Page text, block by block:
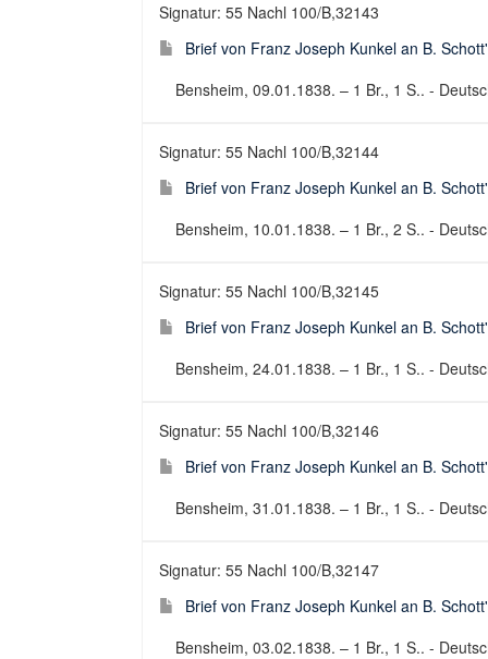
Signatur: 55 Nachl 100/B,32143
Brief von Franz Joseph Kunkel an B.
Bensheim, 09.01.1838. – 1 Br., 1 S.. -
Signatur: 55 Nachl 100/B,32144
Brief von Franz Joseph Kunkel an B.
Bensheim, 10.01.1838. – 1 Br., 2 S.. -
Signatur: 55 Nachl 100/B,32145
Brief von Franz Joseph Kunkel an B.
Bensheim, 24.01.1838. – 1 Br., 1 S.. -
Signatur: 55 Nachl 100/B,32146
Brief von Franz Joseph Kunkel an B.
Bensheim, 31.01.1838. – 1 Br., 1 S.. -
Signatur: 55 Nachl 100/B,32147
Brief von Franz Joseph Kunkel an B.
Bensheim, 03.02.1838. – 1 Br., 1 S.. -